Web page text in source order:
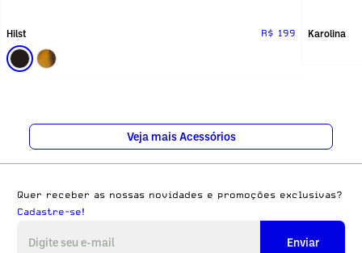
Hilst R$ 199 Karolina
Veja mais Acessórios
Quer receber as nossas novidades e promoções exclusivas?
Cadastre-se!
Enviar